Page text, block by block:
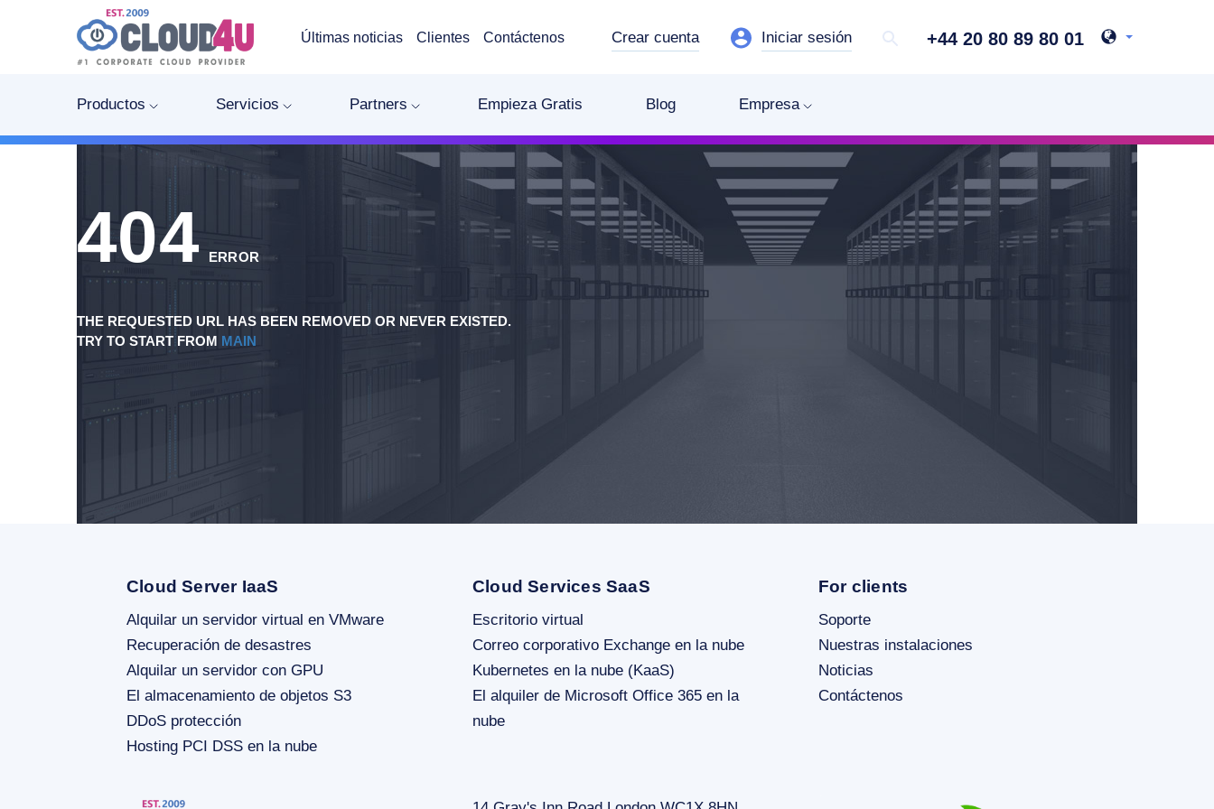
Últimas noticias Clientes Contáctenos Crear cuenta Iniciar sesión +44 20 80 89 80 01
Productos Servicios Partners Empieza Gratis Blog Empresa
404 ERROR
THE REQUESTED URL HAS BEEN REMOVED OR NEVER EXISTED.
TRY TO START FROM MAIN
Cloud Server IaaS
Alquilar un servidor virtual en VMware
Recuperación de desastres
Alquilar un servidor con GPU
El almacenamiento de objetos S3
DDoS protección
Hosting PCI DSS en la nube
Cloud Services SaaS
Escritorio virtual
Correo corporativo Exchange en la nube
Kubernetes en la nube (KaaS)
El alquiler de Microsoft Office 365 en la
nube
For clients
Soporte
Nuestras instalaciones
Noticias
Contáctenos